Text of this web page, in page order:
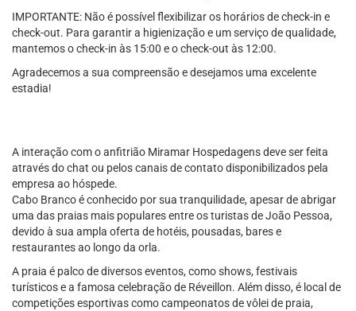
IMPORTANTE: Não é possível flexibilizar os horários de check-in e
check-out. Para garantir a higienização e um serviço de qualidade,
mantemos o check-in às 15:00 e o check-out às 12:00.
Agradecemos a sua compreensão e desejamos uma excelente
estadia!
A interação com o anfitrião Miramar Hospedagens deve ser feita
através do chat ou pelos canais de contato disponibilizados pela
empresa ao hóspede.
Cabo Branco é conhecido por sua tranquilidade, apesar de abrigar
uma das praias mais populares entre os turistas de João Pessoa,
devido à sua ampla oferta de hotéis, pousadas, bares e
restaurantes ao longo da orla.
A praia é palco de diversos eventos, como shows, festivais
turísticos e a famosa celebração de Réveillon. Além disso, é local de
competições esportivas como campeonatos de vôlei de praia,